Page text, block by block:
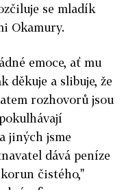
se mladík
Okamury.
emoce, ať mu
děkuje a slibuje, že
rozhovorů jsou
jiných jsme
dává peníze
čistého,"